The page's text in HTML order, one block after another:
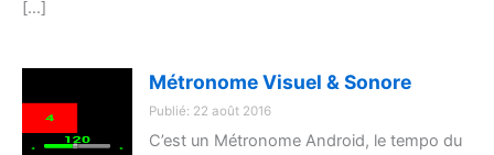
[…]
Métronome Visuel & Sonore
Publié: 22 août 2016
C’est un Métronome Android, le tempo du